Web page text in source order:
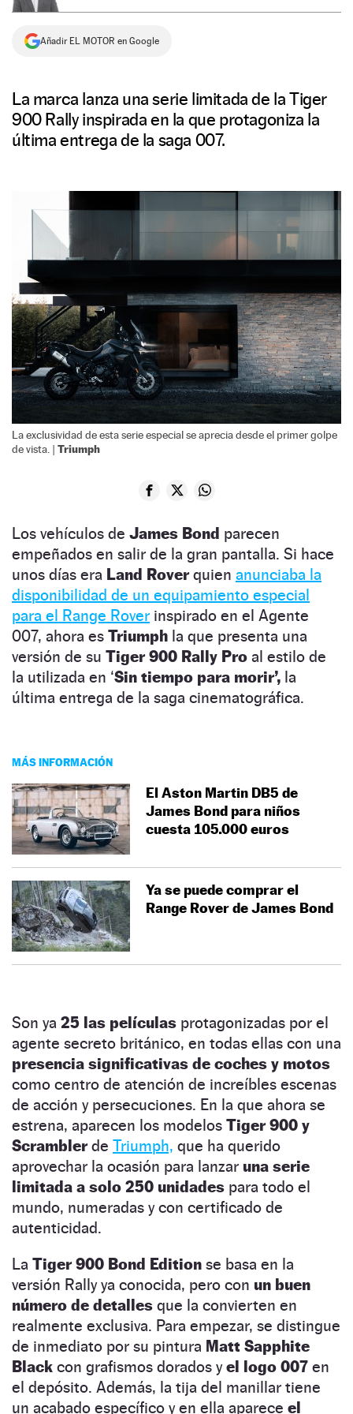
Añadir EL MOTOR en Google
La marca lanza una serie limitada de la Tiger
900 Rally inspirada en la que protagoniza la
última entrega de la saga 007.
La exclusividad de esta serie especial se aprecia desde el primer golpe
de vista. | Triumph
Los vehículos de James Bond parecen
empeñados en salir de la gran pantalla. Si hace
unos días era Land Roverquien anunciaba la
disponibilidad de un equipamiento especial
para el Range Rover inspirado en el Agente
007, ahora es Triumph la que presenta una
versión de su Tiger 900 Rally Pro al estilo de
la utilizada en ‘Sin tiempo para morir’, la
última entrega de la saga cinematográfica.
MÁS INFORMACIÓN
El Aston Martin DB5 de
James Bond para niños
cuesta 105.000 euros
Ya se puede comprar el
Range Rover de James Bond
Son ya 25 las películas protagonizadas por el
agente secreto británico, en todas ellas con una
presencia significativas de coches y motos
como centro de atención de increíbles escenas
de acción y persecuciones. En la que ahora se
estrena, aparecen los modelos Tiger 900 y
Scramblerde Triumph, que ha querido
aprovechar la ocasión para lanzar una serie
limitada a solo 250 unidades para todo el
mundo, numeradas y con certificado de
autenticidad.
La Tiger 900 Bond Edition se basa en la
versión Rally ya conocida, pero con un buen
número de detalles que la convierten en
realmente exclusiva. Para empezar, se distingue
de inmediato por su pintura Matt Sapphite
Black con grafismos dorados yel logo 007 en
el depósito. Además, la tija del manillar tiene
un acabado específico y en ella aparece el